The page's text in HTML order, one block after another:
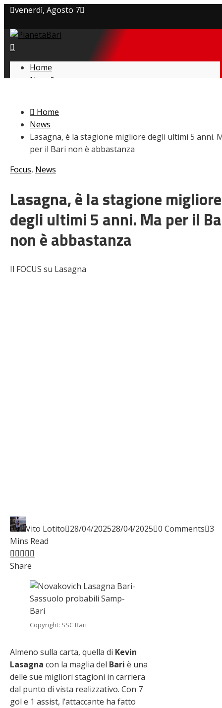
venerdì, Agosto 7
Privacy policy
Cookie Policy
Home
News
L’avversario
Giovanili
Le pagelle
Interviste
Focus
Video
Home
News
Lasagna, è la stagione migliore degli ultimi 5 anni.
per il Bari non è abbastanza
Focus, News
Lasagna, è la stagione migliore
degli ultimi 5 anni. Ma per il
non è abbastanza
Il FOCUS su Lasagna
Vito Lotito 28/04/202528/04/2025 0 Comments 3
Mins Read
Facebook
Twitter
LinkedIn
Pinterest
Stumbleupon
Share
Copyright: SSC Bari
Almeno sulla carta, quella di Kevin
Lasagna con la maglia del Bari è una
delle sue migliori stagioni in carriera
dal punto di vista realizzativo. Con 7
gol e 1 assist, l’attaccante ha fatto